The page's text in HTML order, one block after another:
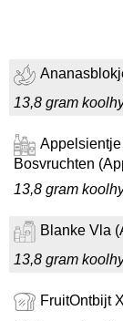
13,8 gram
Bosvruchten
13,8 gram
Blanke Vla
13,8 gram
FruitOntbijt